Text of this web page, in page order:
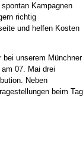
Kampagnen
richtig
und helfen Kosten
bei unserem Münchner
07. Mai drei
Neben
beim Tag